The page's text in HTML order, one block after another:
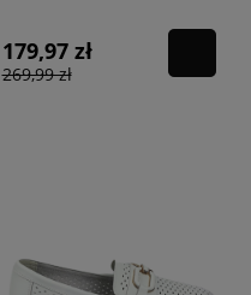
179,97 zł
269,99 zł